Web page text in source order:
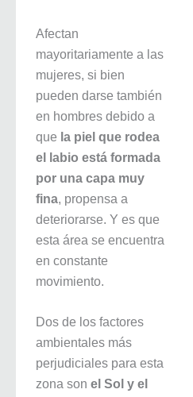
Afectan
mayoritariamente a las
mujeres, si bien
pueden darse también
en hombres debido a
que la piel que rodea
el labio está formada
por una capa muy
fina, propensa a
deteriorarse. Y es que
esta área se encuentra
en constante
movimiento.
Dos de los factores
ambientales más
perjudiciales para esta
zona son el Sol y el